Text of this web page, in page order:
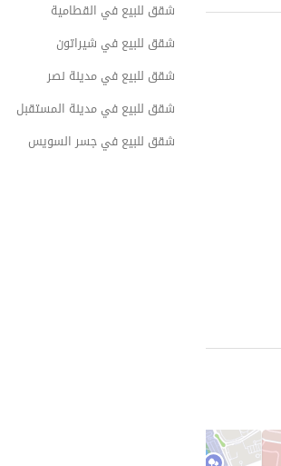
شقق للبيع في القطامية
شقق للبيع في شيراتون
شقق للبيع في مدينة نصر
شقق للبيع في مدينة المستقبل
شقق للبيع في جسر السويس